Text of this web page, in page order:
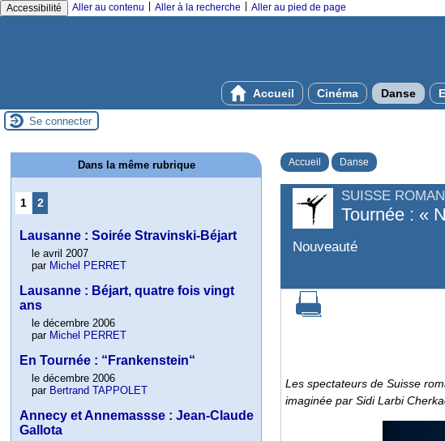
Accessibilité Aller au contenu Aller à la recherche Aller au pied de page
Accueil Cinéma Danse
Se connecter
Accueil Danse
SUISSE
Tournée : «
Nouveauté
Les spectateurs de Suisse
imaginée par Sidi Larbi
Dans la même rubrique
1 2
Lausanne : Soirée Stravinski-Béjart
le avril 2007
par Michel PERRET
Lausanne : Béjart, quatre fois vingt
ans
le décembre 2006
par Michel PERRET
En Tournée : “Frankenstein“
le décembre 2006
par Bertrand TAPPOLET
Annecy et Annemassse : Jean-Claude
Gallota